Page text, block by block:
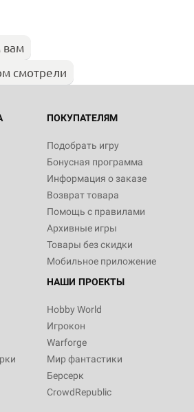
вам
смотрели
ПОКУПАТЕЛЯМ
Подобрать игру
Бонусная программа
Информация о заказе
Возврат товара
Помощь с правилами
Архивные игры
Товары без скидки
Мобильное приложение
НАШИ ПРОЕКТЫ
Hobby World
Игрокон
Warforge
Мир фантастики
Берсерк
CrowdRepublic